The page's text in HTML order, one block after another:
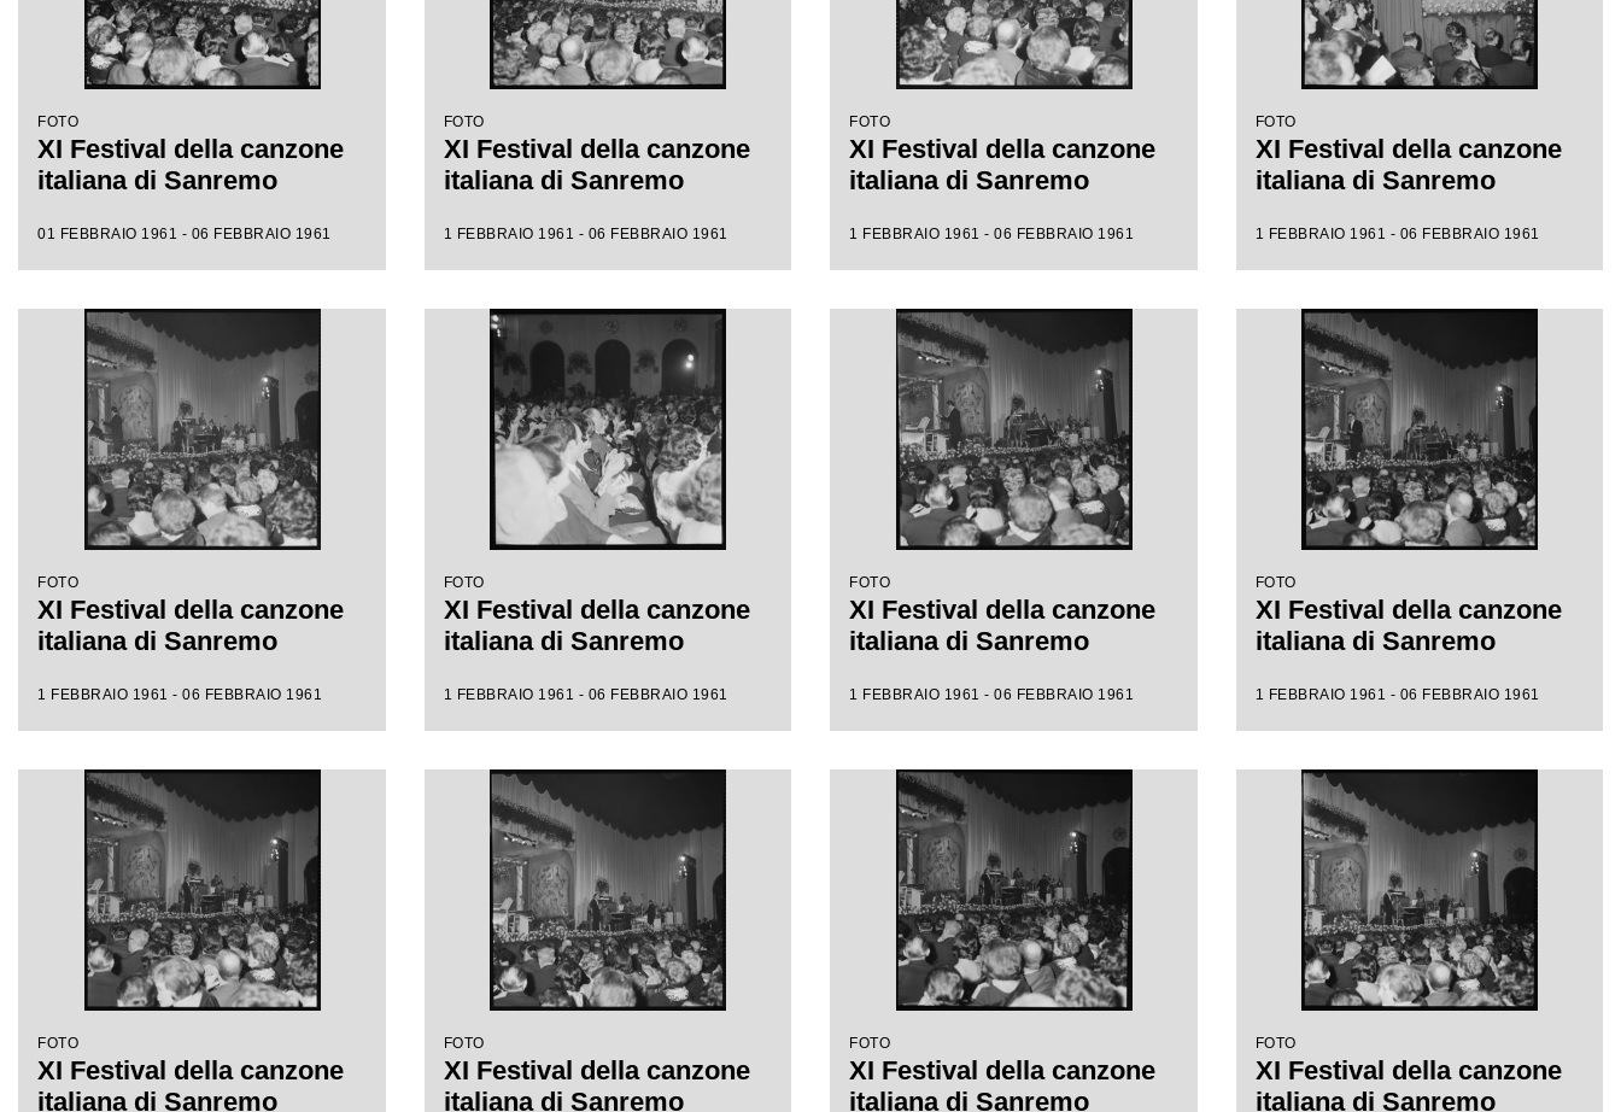
FOTO
XI Festival della canzone
italiana di Sanremo
01 FEBBRAIO 1961 - 06 FEBBRAIO 1961
FOTO
XI Festival della canzone
italiana di Sanremo
1 FEBBRAIO 1961 - 06 FEBBRAIO 1961
FOTO
XI Festival della canzone
italiana di Sanremo
1 FEBBRAIO 1961 - 06 FEBBRAIO 1961
FOTO
XI Festival della canzone
italiana di Sanremo
1 FEBBRAIO 1961 - 06 FEBBRAIO 1961
FOTO
XI Festival della canzone
italiana di Sanremo
1 FEBBRAIO 1961 - 06 FEBBRAIO 1961
FOTO
XI Festival della canzone
italiana di Sanremo
1 FEBBRAIO 1961 - 06 FEBBRAIO 1961
FOTO
XI Festival della canzone
italiana di Sanremo
1 FEBBRAIO 1961 - 06 FEBBRAIO 1961
FOTO
XI Festival della canzone
italiana di Sanremo
1 FEBBRAIO 1961 - 06 FEBBRAIO 1961
FOTO
XI Festival della canzone
italiana di Sanremo
FOTO
XI Festival della canzone
italiana di Sanremo
FOTO
XI Festival della canzone
italiana di Sanremo
FOTO
XI Festival della canzone
italiana di Sanremo